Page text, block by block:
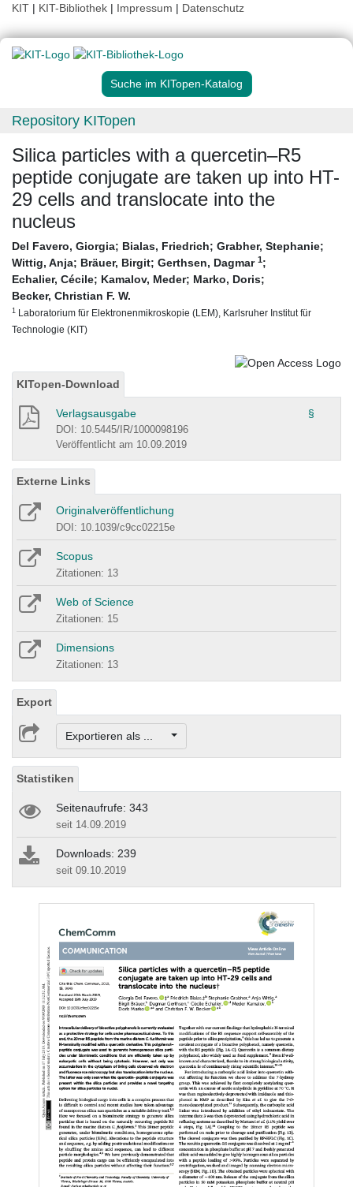
KIT | KIT-Bibliothek | Impressum | Datenschutz
Suche im KITopen-Katalog
Repository KITopen
Silica particles with a quercetin–R5
peptide conjugate are taken up into HT-
29 cells and translocate into the
nucleus
Del Favero, Giorgia; Bialas, Friedrich; Grabher, Stephanie;
Wittig, Anja; Bräuer, Birgit; Gerthsen, Dagmar 1;
Echalier, Cécile; Kamalov, Meder; Marko, Doris;
Becker, Christian F. W.
1 Laboratorium für Elektronenmikroskopie (LEM), Karlsruher Institut für
Technologie (KIT)
KITopen-Download
Verlagsausgabe §
DOI: 10.5445/IR/1000098196
Veröffentlicht am 10.09.2019
Externe Links
Originalveröffentlichung
DOI: 10.1039/c9cc02215e
Scopus
Zitationen: 13
Web of Science
Zitationen: 15
Dimensions
Zitationen: 13
Export
Exportieren als ...
Statistiken
Seitenaufrufe: 343
seit 14.09.2019
Downloads: 239
seit 09.10.2019